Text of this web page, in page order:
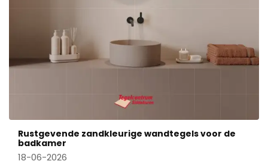
Rustgevende zandkleurige wandtegels voor de
badkamer
18-06-2026